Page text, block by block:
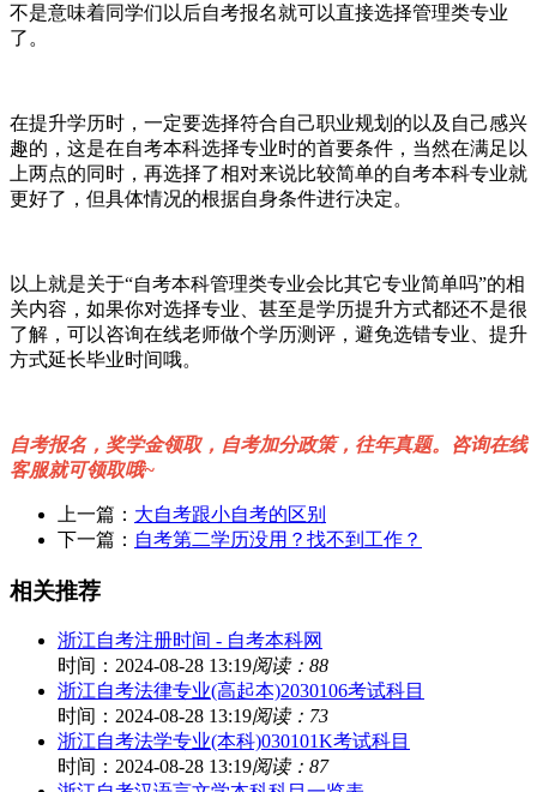
不是意味着同学们以后自考报名就可以直接选择管理类专业
了。
在提升学历时，一定要选择符合自己职业规划的以及自己感兴
趣的，这是在自考本科选择专业时的首要条件，当然在满足以
上两点的同时，再选择了相对来说比较简单的自考本科专业就
更好了，但具体情况的根据自身条件进行决定。
以上就是关于“自考本科管理类专业会比其它专业简单吗”的相
关内容，如果你对选择专业、甚至是学历提升方式都还不是很
了解，可以咨询在线老师做个学历测评，避免选错专业、提升
方式延长毕业时间哦。
自考报名，奖学金领取，自考加分政策，往年真题。咨询在线
客服就可领取哦~
上一篇： 大自考跟小自考的区别
下一篇： 自考第二学历没用？找不到工作？
相关推荐
浙江自考注册时间 - 自考本科网
时间：2024-08-28 13:19阅读：88
浙江自考法律专业(高起本)2030106考试科目
时间：2024-08-28 13:19阅读：73
浙江自考法学专业(本科)030101K考试科目
时间：2024-08-28 13:19阅读：87